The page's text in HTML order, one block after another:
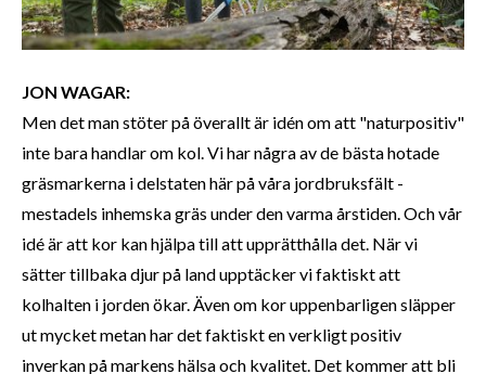
JON WAGAR:
Men det man stöter på överallt är idén om att "naturpositiv"
inte bara handlar om kol. Vi har några av de bästa hotade
gräsmarkerna i delstaten här på våra jordbruksfält -
mestadels inhemska gräs under den varma årstiden. Och vår
idé är att kor kan hjälpa till att upprätthålla det. När vi
sätter tillbaka djur på land upptäcker vi faktiskt att
kolhalten i jorden ökar. Även om kor uppenbarligen släpper
ut mycket metan har det faktiskt en verkligt positiv
inverkan på markens hälsa och kvalitet. Det kommer att bli